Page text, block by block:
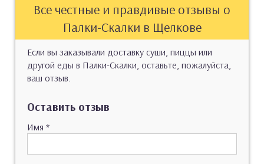
Все честные и правдивые отзывы о
Палки-Скалки в Щелкове
Если вы заказывали доставку суши, пиццы или
другой еды в Палки-Скалки, оставьте, пожалуйста,
ваш отзыв.
Оставить отзыв
Имя *